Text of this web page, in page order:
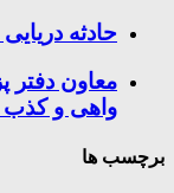
حادثه
معاون دفتر
واهی و
برچسب ها